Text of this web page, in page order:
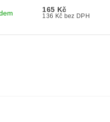
165 Kč
136 Kč bez DPH